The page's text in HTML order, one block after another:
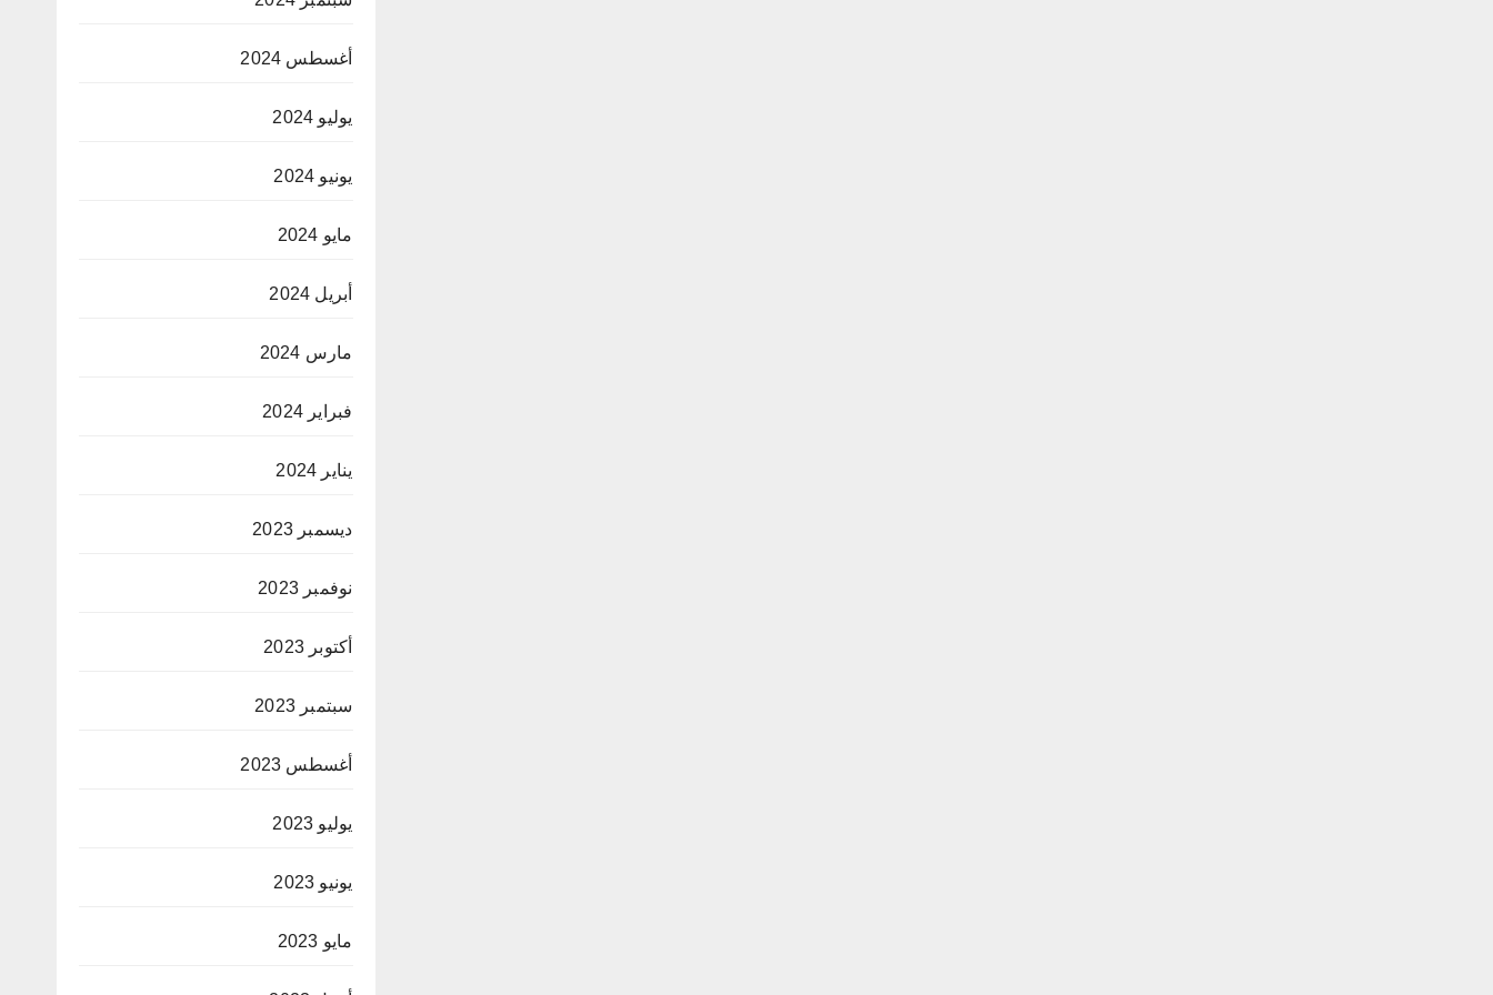
أغسطس 2024
يوليو 2024
يونيو 2024
مايو 2024
أبريل 2024
مارس 2024
فبراير 2024
يناير 2024
ديسمبر 2023
نوفمبر 2023
أكتوبر 2023
سبتمبر 2023
أغسطس 2023
يوليو 2023
يونيو 2023
مايو 2023